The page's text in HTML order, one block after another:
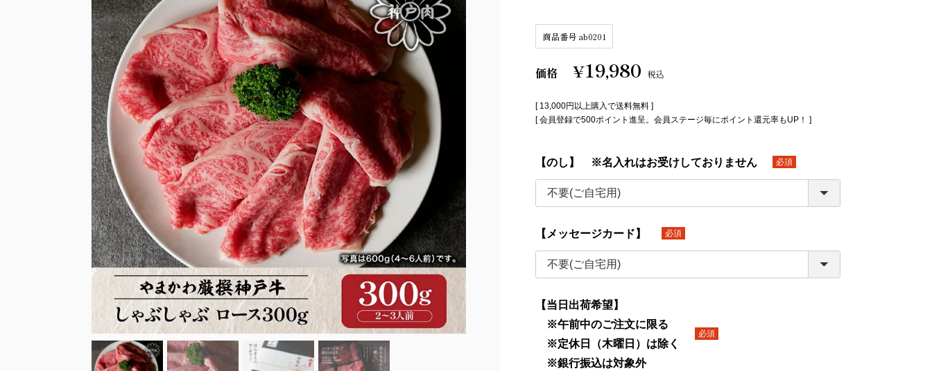
商品番号 ab0201
価格 ¥19,980 税込
[ 13,000円以上購入で送料無料 ]
[ 会員登録で500ポイント進呈。会員ステージ毎にポイント還元率もUP！ ]
【のし】 ※名入れはお受けしておりません
(必
【メッセージカード】
(必
【当日出荷希望】
※午前中のご注文に限る
※定休日（木曜日）は除く
※銀行振込は対象外